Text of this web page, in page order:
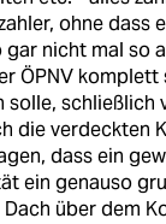
ohne dass
gar nicht mal so
ÖPNV
solle, schließlich
die verdeckten
dass ein
ein genauso
Dach über dem